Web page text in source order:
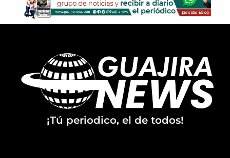
¡Tú periodico, el de todos!